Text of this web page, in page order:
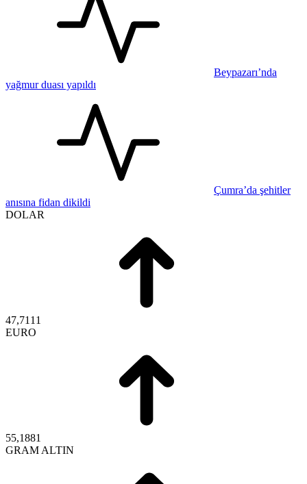
Beypazarı’nda
yağmur duası yapıldı
Çumra’da şehitler
anısına fidan dikildi
DOLAR
47,7111
EURO
55,1881
GRAM ALTIN